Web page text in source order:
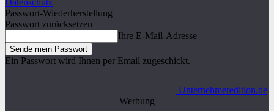
Datenschutz
Passwort-Wiederherstellung
Passwort zurücksetzen
Ihre E-Mail-Adresse
Ein Passwort wird Ihnen per Email zugeschickt.
Unternehmeredition.de
Werbung